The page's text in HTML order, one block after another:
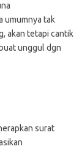
umumnya tak
akan tetapi cantik
unggul dgn
surat